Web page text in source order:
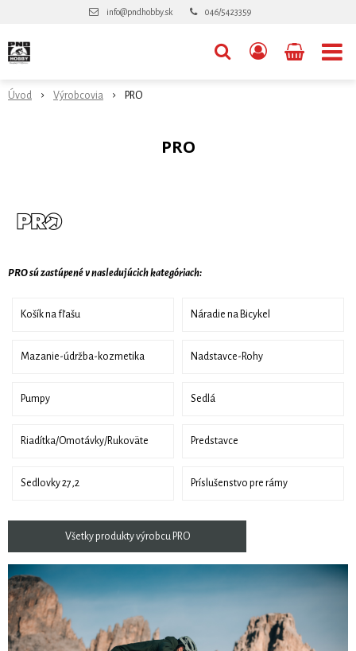
info@pndhobby.sk 046/5423359
Úvod Výrobcovia PRO
PRO
PRO sú zastúpené v nasledujúcich kategóriach:
Košík na fľašu Náradie na Bicykel
Mazanie-údržba-kozmetika Nadstavce-Rohy
Pumpy Sedlá
Riadítka/Omotávky/Rukoväte Predstavce
Sedlovky 27,2 Príslušenstvo pre rámy
Všetky produkty výrobcu PRO